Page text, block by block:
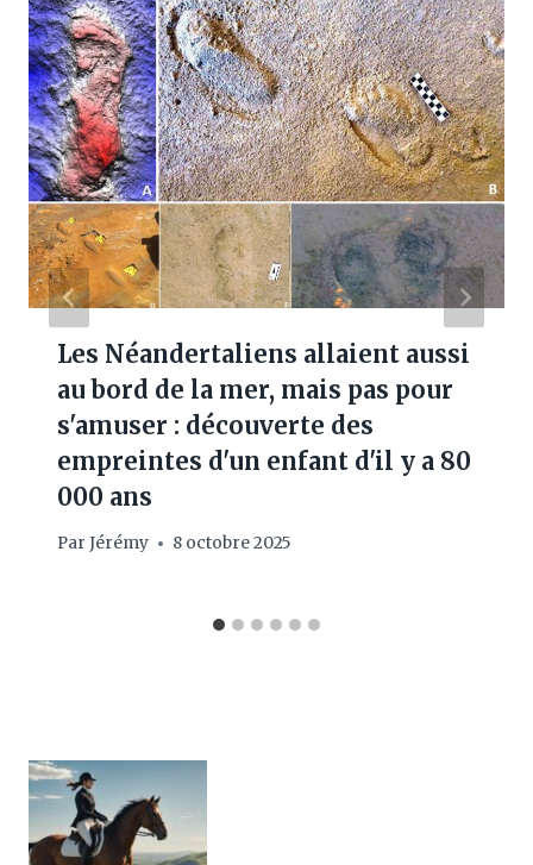
Les Néandertaliens allaient aussi
au bord de la mer, mais pas pour
s'amuser : découverte des
empreintes d'un enfant d'il y a 80
000 ans
Par Jérémy 8 octobre 2025